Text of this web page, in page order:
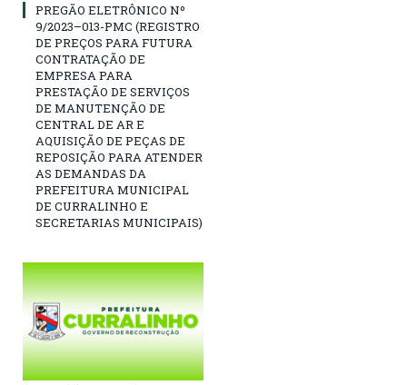
PREGÃO ELETRÔNICO Nº
9/2023–013-PMC (REGISTRO
DE PREÇOS PARA FUTURA
CONTRATAÇÃO DE
EMPRESA PARA
PRESTAÇÃO DE SERVIÇOS
DE MANUTENÇÃO DE
CENTRAL DE AR E
AQUISIÇÃO DE PEÇAS DE
REPOSIÇÃO PARA ATENDER
AS DEMANDAS DA
PREFEITURA MUNICIPAL
DE CURRALINHO E
SECRETARIAS MUNICIPAIS)